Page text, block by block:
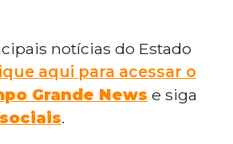
notícias do Estado
aqui para acessar o
Grande News e siga
.